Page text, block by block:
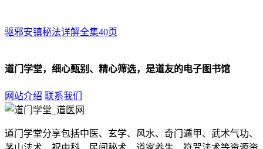
驱邪安镇秘法详解全集40页
道门学堂，细心甄别、精心筛选，是道友的电子图书馆
网站介绍 联系我们
道门学堂分享包括中医、玄学、风水、奇门遁甲、武术气功、